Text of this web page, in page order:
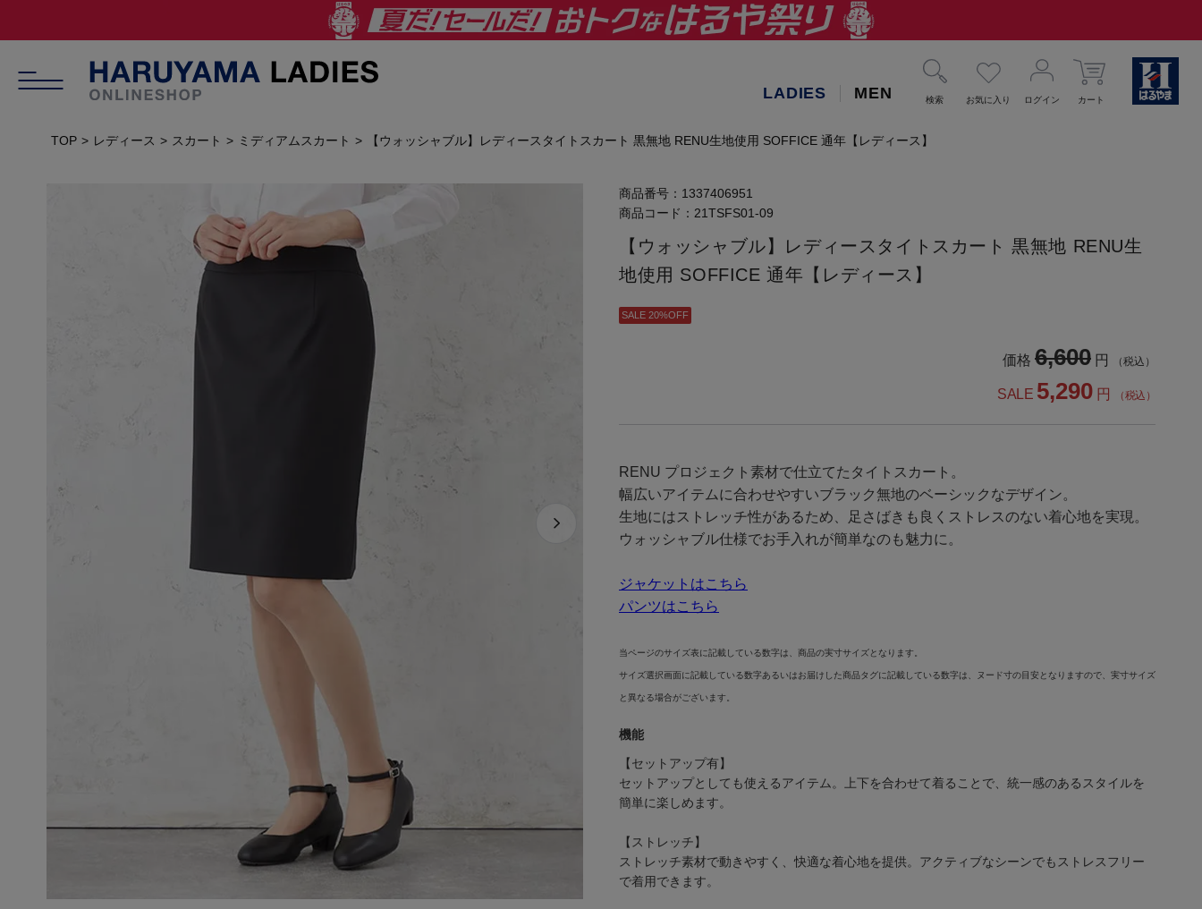
LADIES MEN 検索 お気に入り ログイン カート
TOP レディース スカート ミディアムスカート 【ウォッシャブル】レディースタイトスカート 黒無地 RENU生地使用 SOFFICE 通年【レディース】
商品番号： 1337406951
商品コード： 21TSFS01-09
【ウォッシャブル】レディースタイトスカート 黒無地 RENU生
地使用 SOFFICE 通年【レディース】
SALE 20%OFF
価格 6,600 円 （税込）
SALE 5,290 円 （税込）
RENU プロジェクト素材で仕立てたタイトスカート。
幅広いアイテムに合わせやすいブラック無地のベーシックなデザイン。
生地にはストレッチ性があるため、足さばきも良くストレスのない着心地を実現。
ウォッシャブル仕様でお手入れが簡単なのも魅力に。
ジャケットはこちら
パンツはこちら
当ページのサイズ表に記載している数字は、商品の実寸サイズとなります。
サイズ選択画面に記載している数字あるいはお届けした商品タグに記載している数字は、ヌード寸の目安となりますので、実寸サイズ
と異なる場合がございます。
機能
【セットアップ有】
セットアップとしても使えるアイテム。上下を合わせて着ることで、統一感のあるスタイルを
簡単に楽しめます。
【ストレッチ】
ストレッチ素材で動きやすく、快適な着心地を提供。アクティブなシーンでもストレスフリー
で着用できます。